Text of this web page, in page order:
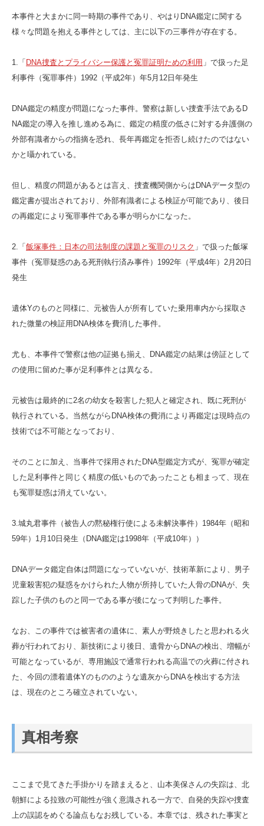
本事件と大まかに同一時期の事件であり、やはりDNA鑑定に関する
様々な問題を抱える事件としては、主に以下の三事件が存在する。
1.「 DNA捜査とプライバシー保護と冤罪証明ための利用 」で扱った足
利事件（冤罪事件）1992（平成2年）年5月12日年発生
DNA鑑定の精度が問題になった事件。警察は新しい捜査手法であるD
NA鑑定の導入を推し進める為に、鑑定の精度の低さに対する弁護側の
外部有識者からの指摘を恐れ、長年再鑑定を拒否し続けたのではない
かと囁かれている。
但し、精度の問題があるとは言え、捜査機関側からはDNAデータ型の
鑑定書が提出されており、外部有識者による検証が可能であり、後日
の再鑑定により冤罪事件である事が明らかになった。
2.「 飯塚事件：日本の司法制度の課題と冤罪のリスク 」で扱った飯塚
事件（冤罪疑惑のある死刑執行済み事件）1992年（平成4年）2月20日
発生
遺体Yのものと同様に、元被告人が所有していた乗用車内から採取さ
れた微量の検証用DNA検体を費消した事件。
尤も、本事件で警察は他の証拠も揃え、DNA鑑定の結果は傍証として
の使用に留めた事が足利事件とは異なる。
元被告は最終的に2名の幼女を殺害した犯人と確定され、既に死刑が
執行されている。当然ながらDNA検体の費消により再鑑定は現時点の
技術では不可能となっており、
そのことに加え、当事件で採用されたDNA型鑑定方式が、冤罪が確定
した足利事件と同じく精度の低いものであったことも相まって、現在
も冤罪疑惑は消えていない。
3.城丸君事件（被告人の黙秘権行使による未解決事件）1984年（昭和
59年）1月10日発生（DNA鑑定は1998年（平成10年））
DNAデータ鑑定自体は問題になっていないが、技術革新により、男子
児童殺害犯の疑惑をかけられた人物が所持していた人骨のDNAが、失
踪した子供のものと同一である事が後になって判明した事件。
なお、この事件では被害者の遺体に、素人が野焼きしたと思われる火
葬が行われており、新技術により後日、遺骨からDNAの検出、増幅が
可能となっているが、専用施設で通常行われる高温での火葬に付され
た、今回の漂着遺体Yのもののような遺灰からDNAを検出する方法
は、現在のところ確立されていない。
真相考察
ここまで見てきた手掛かりを踏まえると、山本美保さんの失踪は、北
朝鮮による拉致の可能性が強く意識される一方で、自発的失踪や捜査
上の誤認をめぐる論点もなお残している。本章では、残された事実と